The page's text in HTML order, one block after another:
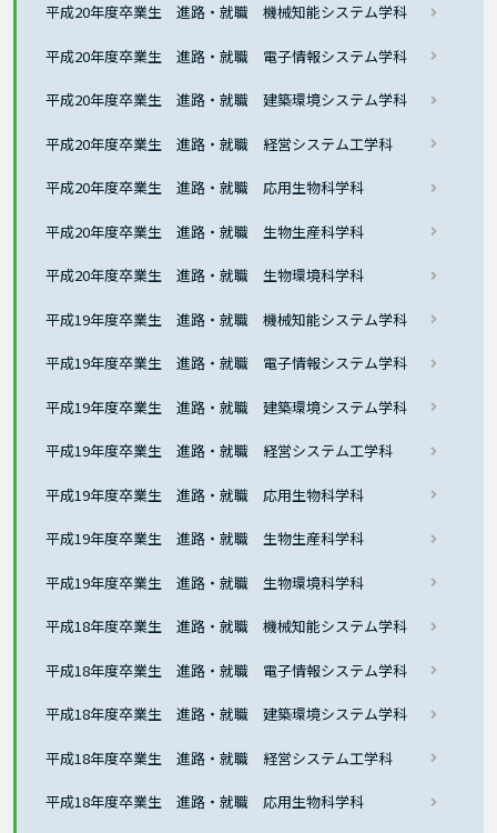
平成20年度卒業生 進路・就職 機械知能システム学科
平成20年度卒業生 進路・就職 電子情報システム学科
平成20年度卒業生 進路・就職 建築環境システム学科
平成20年度卒業生 進路・就職 経営システム工学科
平成20年度卒業生 進路・就職 応用生物科学科
平成20年度卒業生 進路・就職 生物生産科学科
平成20年度卒業生 進路・就職 生物環境科学科
平成19年度卒業生 進路・就職 機械知能システム学科
平成19年度卒業生 進路・就職 電子情報システム学科
平成19年度卒業生 進路・就職 建築環境システム学科
平成19年度卒業生 進路・就職 経営システム工学科
平成19年度卒業生 進路・就職 応用生物科学科
平成19年度卒業生 進路・就職 生物生産科学科
平成19年度卒業生 進路・就職 生物環境科学科
平成18年度卒業生 進路・就職 機械知能システム学科
平成18年度卒業生 進路・就職 電子情報システム学科
平成18年度卒業生 進路・就職 建築環境システム学科
平成18年度卒業生 進路・就職 経営システム工学科
平成18年度卒業生 進路・就職 応用生物科学科